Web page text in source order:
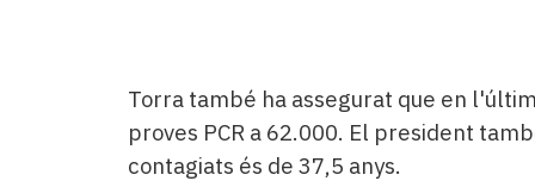
Torra també ha assegurat que en
proves PCR a 62.000. El president
contagiats és de 37,5 anys.